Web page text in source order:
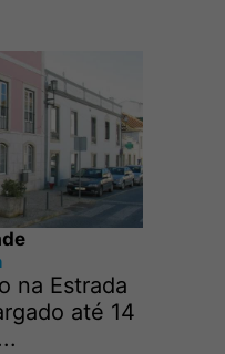
na Estrada
até 14